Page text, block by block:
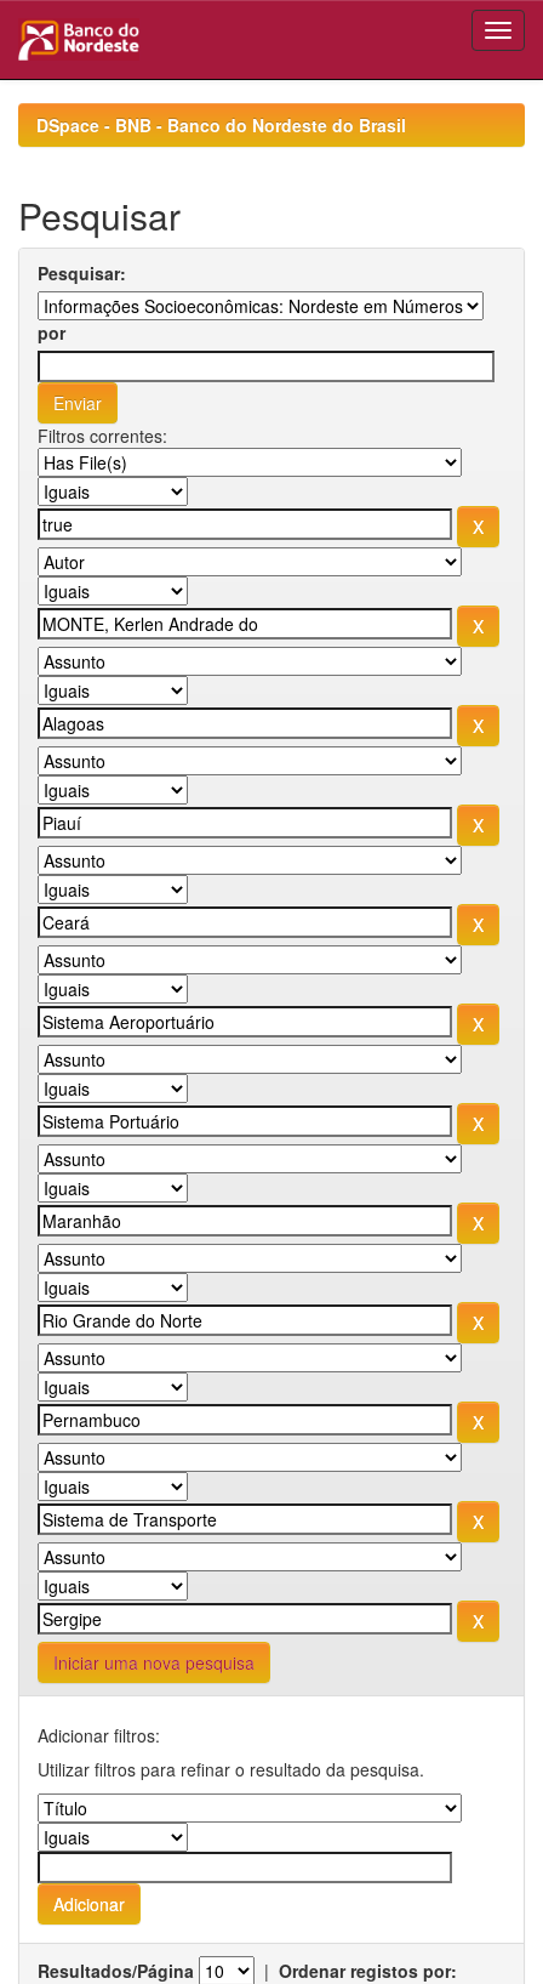
navigationDSpace - BNB - Banco do Nordeste do Brasil
Pesquisar
Pesquisar:
por
Filtros correntes:
Iniciar uma nova pesquisa
Adicionar filtros:
Utilizar filtros para refinar o resultado da pesquisa.
Resultados/Página | Ordenar registos por: